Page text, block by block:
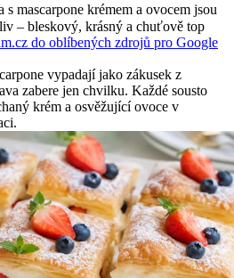
mascarpone krémem a ovocem jsou
– bleskový, krásný a chuťově top
do oblíbených zdrojů pro Google
vypadají jako zákusek z
zabere jen chvilku. Každé sousto
krém a osvěžující ovoce v